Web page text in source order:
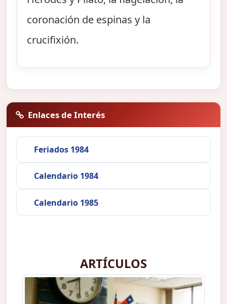
coronación de espinas y la
crucifixión.
Enlaces de Interés
Feriados 1984
Calendario 1984
Calendario 1985
ARTÍCULOS